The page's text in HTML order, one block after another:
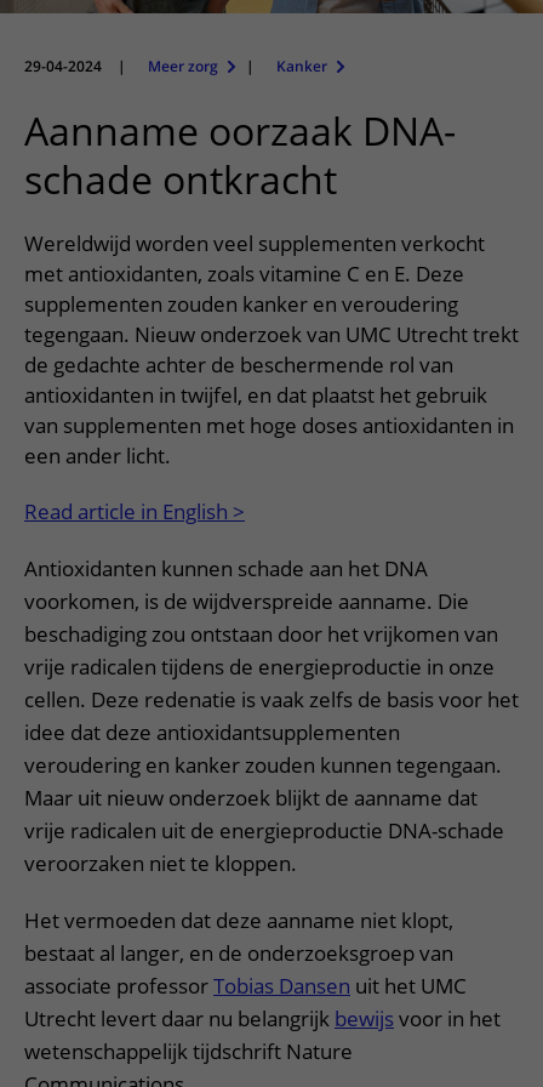
Onderzoeken en diagnostiek
Bloedprikken
Wachttijden
Wijzigen patiëntgegevens
Mijn UMC Utrecht patiëntportaal
Faciliteiten en voorzieningen
Bezoekregels
Parkeren
Wegwijs in het ziekenhuis
Contact met verpleegafdeling
Het Wilhelmina Kinderziekenhuis
Diagnostiek aanvragen
Zorgverlenersportaal
Onderwijs
Werken bij het UMC Utrecht
29-04-2024 | Meer zorg | Kanker
Aanname oorzaak DNA-
schade ontkracht
Wereldwijd worden veel supplementen verkocht
met antioxidanten, zoals vitamine C en E. Deze
supplementen zouden kanker en veroudering
tegengaan. Nieuw onderzoek van UMC Utrecht trekt
de gedachte achter de beschermende rol van
antioxidanten in twijfel, en dat plaatst het gebruik
van supplementen met hoge doses antioxidanten in
een ander licht.
Read article in English >
Antioxidanten kunnen schade aan het DNA
voorkomen, is de wijdverspreide aanname. Die
beschadiging zou ontstaan door het vrijkomen van
vrije radicalen tijdens de energieproductie in onze
cellen. Deze redenatie is vaak zelfs de basis voor het
idee dat deze antioxidantsupplementen
veroudering en kanker zouden kunnen tegengaan.
Maar uit nieuw onderzoek blijkt de aanname dat
vrije radicalen uit de energieproductie DNA-schade
veroorzaken niet te kloppen.
Het vermoeden dat deze aanname niet klopt,
bestaat al langer, en de onderzoeksgroep van
associate professorTobias Dansen uit het UMC
Utrecht levert daar nu belangrijk bewijsvoor in het
wetenschappelijk tijdschrift Nature